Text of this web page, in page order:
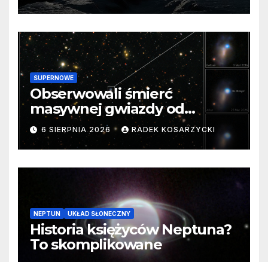
SUPERNOWE
Obserwowali śmierć
masywnej gwiazdy od
samego początku. Niezwykle
cenne dane
6 SIERPNIA 2026 RADEK KOSARZYCKI
NEPTUN UKŁAD SŁONECZNY
Historia księżyców Neptuna?
To skomplikowane